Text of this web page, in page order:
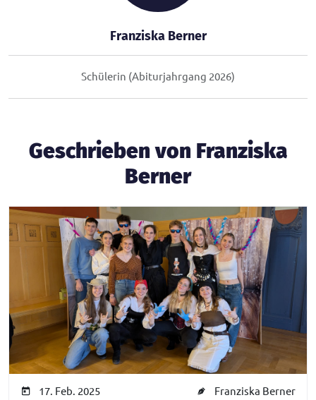
Franziska Berner
Schülerin (Abiturjahrgang 2026)
Geschrieben von Franziska
Berner
17. Feb. 2025 Franziska Berner